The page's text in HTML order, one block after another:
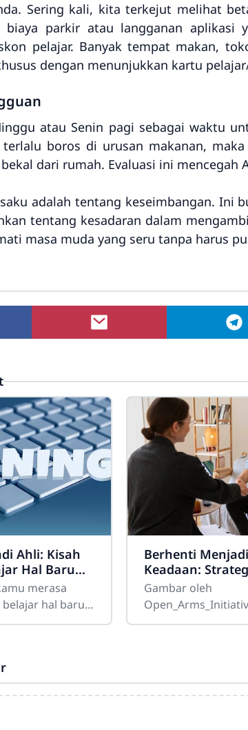
Sering kali, kita terkejut melihat
biaya parkir atau langganan
pelajar. Banyak tempat makan,
dengan menunjukkan kartu
atau Senin pagi sebagai waktu
boros di urusan makanan,
dari rumah. Evaluasi ini
adalah tentang keseimbangan. Ini
tentang kesadaran dalam
masa muda yang seru tanpa harus
Ahli: Kisah
Hal Baru
Kata
merasa
hal baru?
belajar coding,
Berhenti
Keadaan:
Menghapus Sifat
untuk
Kelas Atas
Gambar oleh
PixabayBanyak